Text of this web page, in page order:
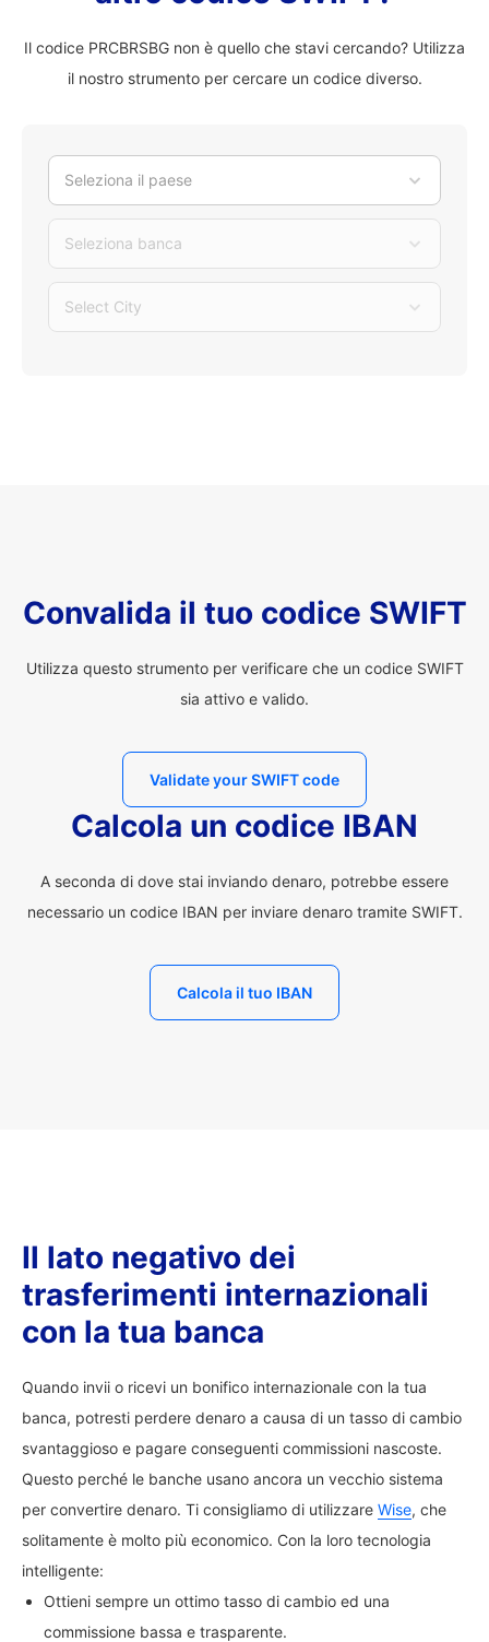
Il codice PRCBRSBG non è quello che stavi cercando? Utilizza
il nostro strumento per cercare un codice diverso.
Seleziona il paese
Seleziona banca
Select City
Convalida il tuo codice SWIFT
Utilizza questo strumento per verificare che un codice SWIFT
sia attivo e valido.
Validate your SWIFT code
Calcola un codice IBAN
A seconda di dove stai inviando denaro, potrebbe essere
necessario un codice IBAN per inviare denaro tramite SWIFT.
Calcola il tuo IBAN
Il lato negativo dei
trasferimenti internazionali
con la tua banca
Quando invii o ricevi un bonifico internazionale con la tua
banca, potresti perdere denaro a causa di un tasso di cambio
svantaggioso e pagare conseguenti commissioni nascoste.
Questo perché le banche usano ancora un vecchio sistema
per convertire denaro. Ti consigliamo di utilizzare Wise, che
solitamente è molto più economico. Con la loro tecnologia
intelligente:
Ottieni sempre un ottimo tasso di cambio ed una
commissione bassa e trasparente.